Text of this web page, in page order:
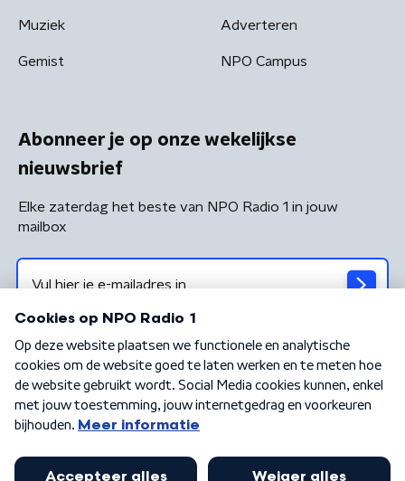
Muziek
Gemist
Adverteren
NPO Campus
Abonneer je op onze wekelijkse
nieuwsbrief
Elke zaterdag het beste van NPO Radio 1 in jouw
mailbox
Algemene voorwaarden